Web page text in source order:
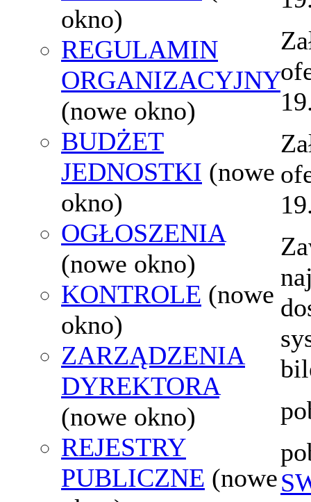
okno)
REGULAMIN
ORGANIZACYJNY
(nowe okno)
BUDŻET
JEDNOSTKI (nowe
okno)
OGŁOSZENIA
(nowe okno)
KONTROLE (nowe
okno)
ZARZĄDZENIA
DYREKTORA
(nowe okno)
REJESTRY
PUBLICZNE (nowe